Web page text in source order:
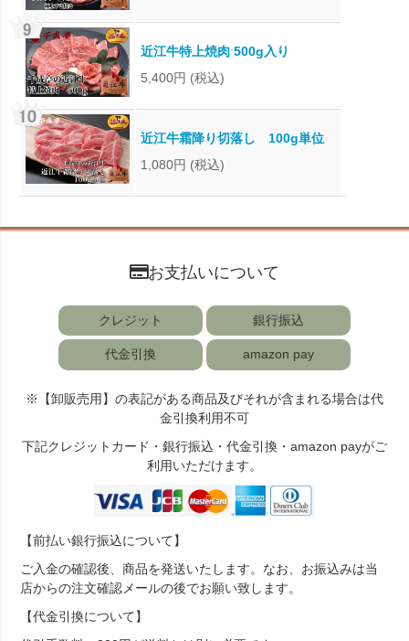
近江牛特上焼肉 500g入り
5,400円 (税込)
近江牛霜降り切落し 100g単位
1,080円 (税込)
お支払いについて
クレジット 銀行振込
代金引換 amazon pay
※【卸販売用】の表記がある商品及びそれが含まれる場合は代
金引換利用不可
下記クレジットカード・銀行振込・代金引換・amazon payがご
利用いただけます。
【前払い銀行振込について】
ご入金の確認後、商品を発送いたします。なお、お振込みは当
店からの注文確認メールの後でお願い致します。
【代金引換について】